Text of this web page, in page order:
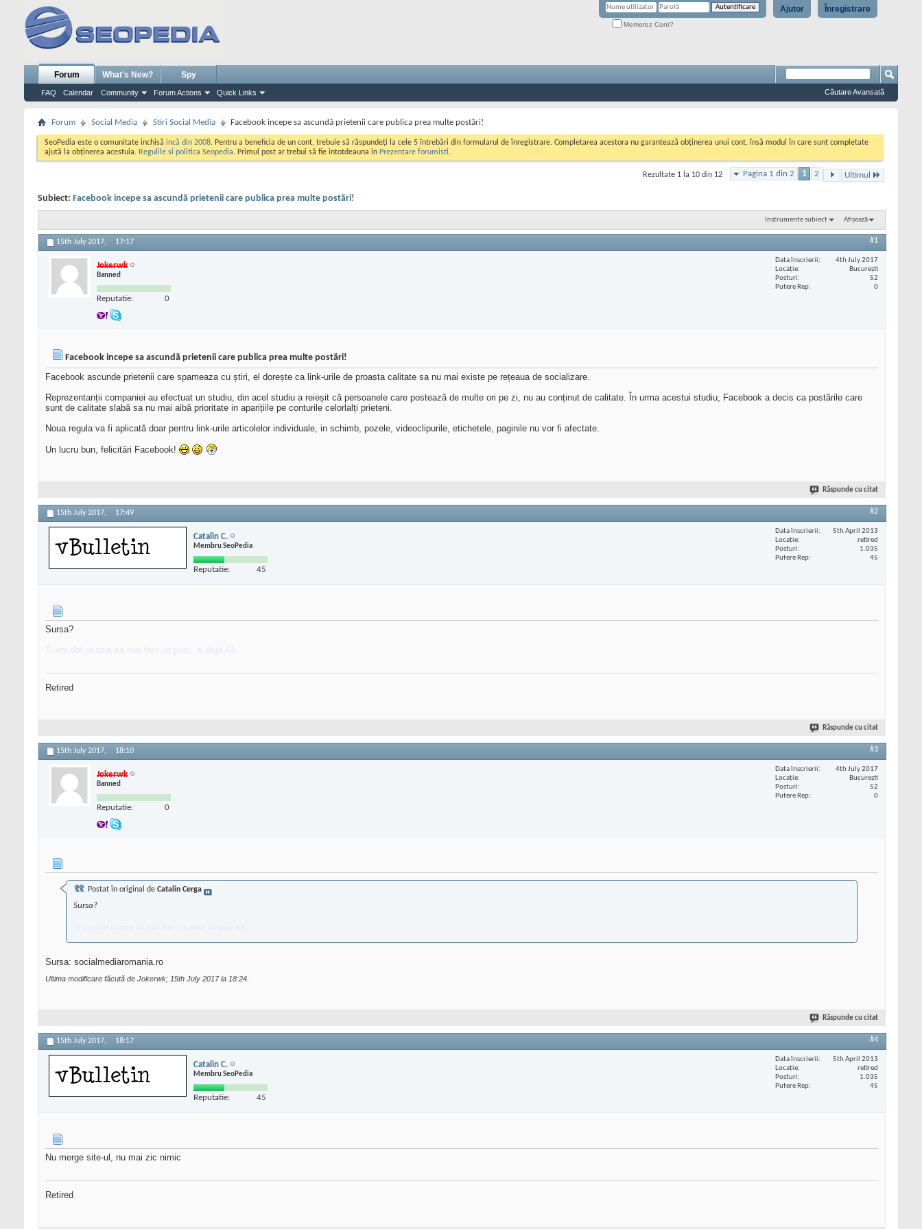
Înregistrare
Ajutor
Memorez Cont?
Forum
FAQ Calendar Community Forum Actions Quick Links
What's New? Spy
Căutare Avansată
Forum Social Media Stiri Social Media Facebook incepe sa ascundă prietenii care publica prea multe postări!
SeoPedia este o comunitate inchisă incă din 2008. Pentru a beneficia de un cont, trebuie să răspundeți la cele 5 întrebări din formularul de înregistrare. Completarea acestora nu garantează obținerea unui cont, însă modul în care sunt completate
ajută la obținerea acestuia. Regulile si politica Seopedia. Primul post ar trebui să fie intotdeauna in Prezentare forumisti.
Pagina 1 din 2 1 2 Ultimul
Rezultate 1 la 10 din 12
Subiect: Facebook incepe sa ascundă prietenii care publica prea multe postări!
Instrumente subiect Afișează
15th July 2017, 17:17 #1
Jokerwk
Banned
Reputatie: 0
Data înscrierii
4th July 2017
Locaţie
București
Posturi
52
Putere Rep
0
Facebook incepe sa ascundă prietenii care publica prea multe postări!
Facebook ascunde prietenii care spameaza cu știri, el dorește ca link-urile de proasta calitate sa nu mai existe pe rețeaua de socializare.
Reprezentanții companiei au efectuat un studiu, din acel studiu a reieșit că persoanele care postează de multe ori pe zi, nu au conținut de calitate. În urma acestui studiu, Facebook a decis ca postările care
sunt de calitate slabă sa nu mai aibă prioritate in aparițiile pe conturile celorlalți prieteni.
Noua regula va fi aplicată doar pentru link-urile articolelor individuale, in schimb, pozele, videoclipurile, etichetele, paginile nu vor fi afectate.
Un lucru bun, felicitări Facebook!
Răspunde cu citat
15th July 2017, 17:49 #2
Catalin C.
Membru SeoPedia
Reputatie: 45
Data înscrierii
5th April 2013
Locaţie
retired
Posturi
1.035
Putere Rep
45
Sursa?
Retired
Răspunde cu citat
15th July 2017, 18:10 #3
Jokerwk
Banned
Reputatie: 0
Data înscrierii
4th July 2017
Locaţie
București
Posturi
52
Putere Rep
0
Postat în original de Catalin Cerga
Sursa?
Sursa: socialmediaromania.ro
Ultima modificare făcută de Jokerwk; 15th July 2017 la 18:24
Răspunde cu citat
15th July 2017, 18:17 #4
Catalin C.
Membru SeoPedia
Reputatie: 45
Data înscrierii
5th April 2013
Locaţie
retired
Posturi
1.035
Putere Rep
45
Nu merge site-ul, nu mai zic nimic
Retired